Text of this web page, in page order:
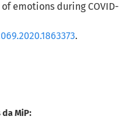
emotions during COVID-
.
MiP: